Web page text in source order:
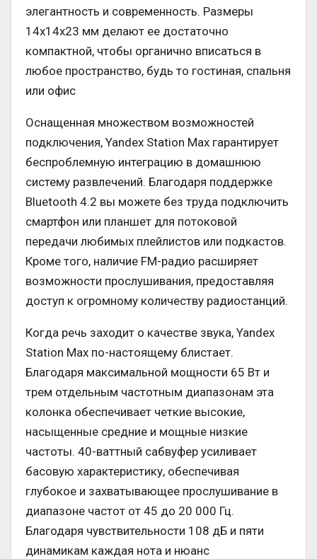
элегантность и современность. Размеры
14x14x23 мм делают ее достаточно
компактной, чтобы органично вписаться в
любое пространство, будь то гостиная, спальня
или офис
Оснащенная множеством возможностей
подключения, Yandex Station Max гарантирует
беспроблемную интеграцию в домашнюю
систему развлечений. Благодаря поддержке
Bluetooth 4.2 вы можете без труда подключить
смартфон или планшет для потоковой
передачи любимых плейлистов или подкастов.
Кроме того, наличие FM-радио расширяет
возможности прослушивания, предоставляя
доступ к огромному количеству радиостанций.
Когда речь заходит о качестве звука, Yandex
Station Max по-настоящему блистает.
Благодаря максимальной мощности 65 Вт и
трем отдельным частотным диапазонам эта
колонка обеспечивает четкие высокие,
насыщенные средние и мощные низкие
частоты. 40-ваттный сабвуфер усиливает
басовую характеристику, обеспечивая
глубокое и захватывающее прослушивание в
диапазоне частот от 45 до 20 000 Гц.
Благодаря чувствительности 108 дБ и пяти
динамикам каждая нота и нюанс